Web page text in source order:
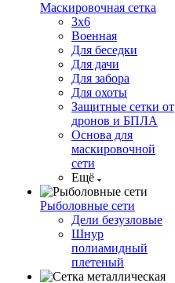
Маскировочная сетка
3х6
Военная
Для беседки
Для дачи
Для забора
Для охоты
Защитные сетки от
дронов и БПЛА
Основа для
маскировочной
сети
Ещё
Рыболовные сети
Дели безузловые
Шнур
полиамидный
плетеный